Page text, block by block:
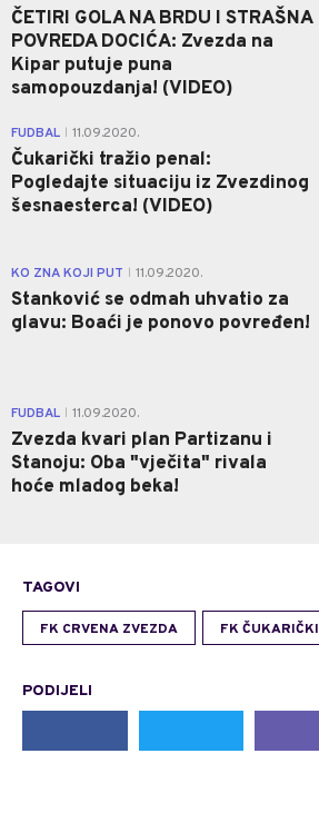
ČETIRI GOLA NA BRDU I STRAŠNA
POVREDA DOCIĆA: Zvezda na
Kipar putuje puna
samopouzdanja! (VIDEO)
FUDBAL 11.09.2020.
Čukarički tražio penal:
Pogledajte situaciju iz Zvezdinog
šesnaesterca! (VIDEO)
KO ZNA KOJI PUT 11.09.2020.
Stanković se odmah uhvatio za
glavu: Boaći je ponovo povređen!
FUDBAL 11.09.2020.
Zvezda kvari plan Partizanu i
Stanoju: Oba "vječita" rivala
hoće mladog beka!
TAGOVI
FK CRVENA ZVEZDA FK ČUKARIČKI
PODIJELI